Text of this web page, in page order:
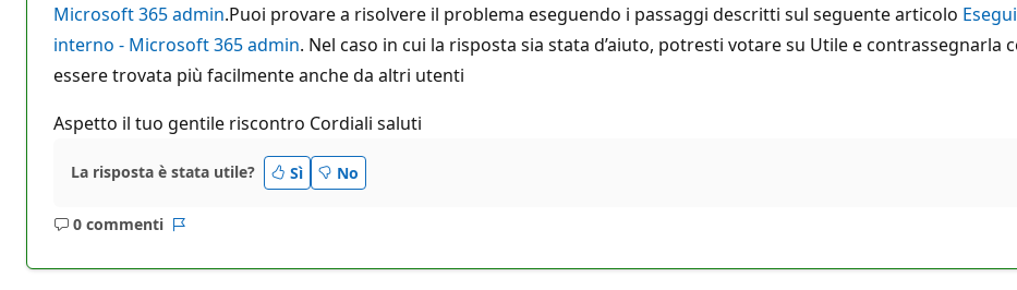
Microsoft 365 admin.Puoi provare a risolvere il problema eseguendo i passaggi descritti sul seguente articolo
interno - Microsoft 365 admin. Nel caso in cui la risposta sia stata d’aiuto, potresti votare su Utile e
essere trovata più facilmente anche da altri utenti
Aspetto il tuo gentile riscontro Cordiali saluti
La risposta è stata utile? Sì No
0 commenti
Nessun